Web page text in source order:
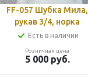
FF-057 Шубка Мила,
рукав 3/4, норка
Есть в наличии
Розничная цена
5 000руб.